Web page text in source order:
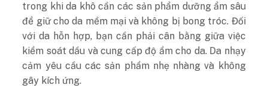
trong khi da khô cần các sản phẩm dưỡng ẩm sâu
để giữ cho da mềm mại và không bị bong tróc. Đối
với da hỗn hợp, bạn cần phải cân bằng giữa việc
kiểm soát dầu và cung cấp độ ẩm cho da. Da nhạy
cảm yêu cầu các sản phẩm nhẹ nhàng và không
gây kích ứng.